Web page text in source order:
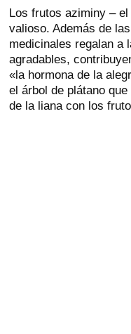
Los frutos aziminy –
valioso. Además de
medicinales regalan a
agradables,
«la hormona de la
el árbol de plátano
de la liana con los